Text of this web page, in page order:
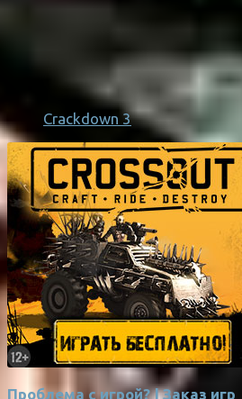
Crackdown 3
Проблема с игрой? | Заказ игр